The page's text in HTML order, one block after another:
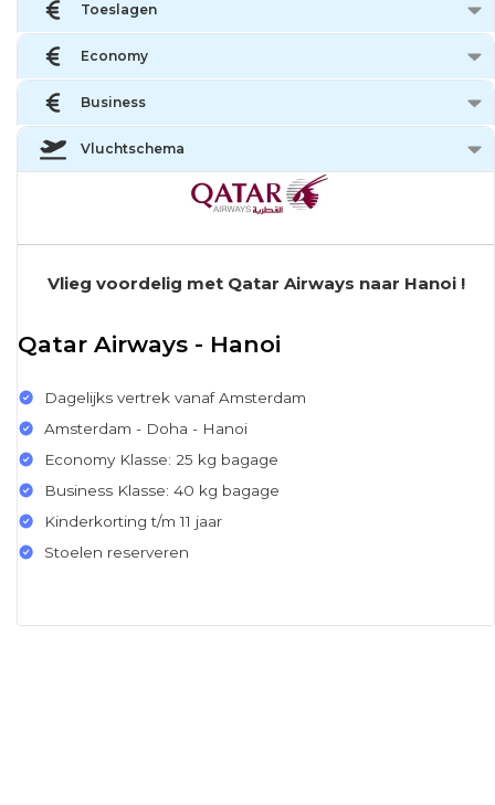
Toeslagen
Economy
Business
Vluchtschema
Vlieg voordelig met Qatar Airways naar Hanoi !
Qatar Airways - Hanoi
Dagelijks vertrek vanaf Amsterdam
Amsterdam - Doha - Hanoi
Economy Klasse: 25 kg bagage
Business Klasse: 40 kg bagage
Kinderkorting t/m 11 jaar
Stoelen reserveren